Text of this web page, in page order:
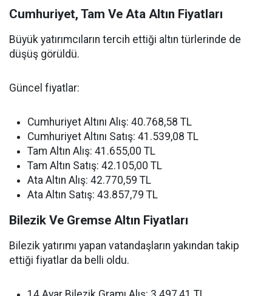
Cumhuriyet, Tam Ve Ata Altın Fiyatları
Büyük yatırımcıların tercih ettiği altın türlerinde de
düşüş görüldü.
Güncel fiyatlar:
Cumhuriyet Altını Alış: 40.768,58 TL
Cumhuriyet Altını Satış: 41.539,08 TL
Tam Altın Alış: 41.655,00 TL
Tam Altın Satış: 42.105,00 TL
Ata Altın Alış: 42.770,59 TL
Ata Altın Satış: 43.857,79 TL
Bilezik Ve Gremse Altın Fiyatları
Bilezik yatırımı yapan vatandaşların yakından takip
ettiği fiyatlar da belli oldu.